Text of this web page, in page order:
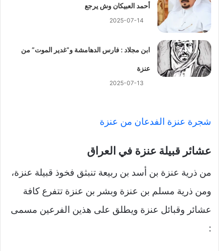
أحمد العبيكان وش يرجع
2025-07-14
ابن مجلاد : فارس الدهامشة و”غدير الموت” من
عنزة
2025-07-13
شجرة عنزة الفدعان من عنزة
عشائر قبيلة عنزة في العراق
من ذرية عنزة بن أسد بن ربيعة تنبثق فخوذ قبيلة عنزة،
ومن ذرية مسلم بن عنزة وبشر بن عنزة تتفرع كافة
عشائر وقبائل عنزة ويطلق على هذين الفرعين مسمى
: